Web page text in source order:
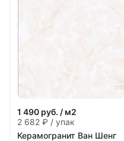
1 490 руб. / м2
2 682 ₽ / упак
Керамогранит Ван Шенг